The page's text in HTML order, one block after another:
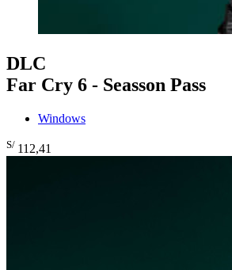
DLC
Far Cry 6 - Seasson Pass
Windows
S/ 112,41